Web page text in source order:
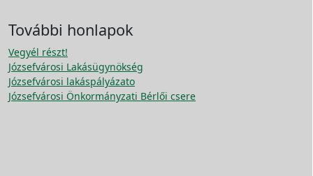
További honlapok
Vegyél részt!
Józsefvárosi Lakásügynökség
Józsefvárosi lakáspályázato
Józsefvárosi Önkormányzati Bérlői csere